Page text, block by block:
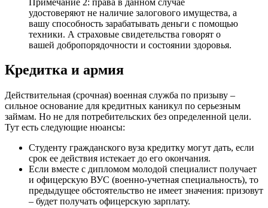
удостоверяют не наличие залогового имущества, а
вашу способность зарабатывать деньги с помощью
техники. А страховые свидетельства говорят о
вашей добропорядочности и состоянии здоровья.
Кредитка и армия
Действительная (срочная) военная служба по призыву –
сильное основание для кредитных каникул по серьезным
займам. Но не для потребительских без определенной цели.
Тут есть следующие нюансы:
Студенту гражданского вуза кредитку могут дать, если
срок ее действия истекает до его окончания.
Если вместе с дипломом молодой специалист получает
и офицерскую ВУС (военно-учетная специальность), то
предыдущее обстоятельство не имеет значения: призовут
– будет получать офицерскую зарплату.